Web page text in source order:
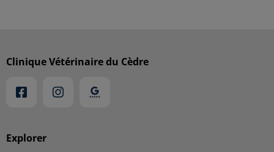
Explorer
Clinique Vétérinaire du Cèdre